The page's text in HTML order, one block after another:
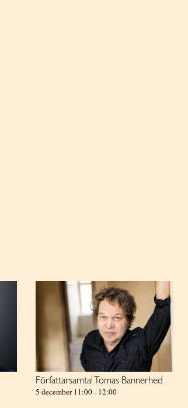
Författarsamtal Tomas Bannerhed
5 december 11:00- 12:00